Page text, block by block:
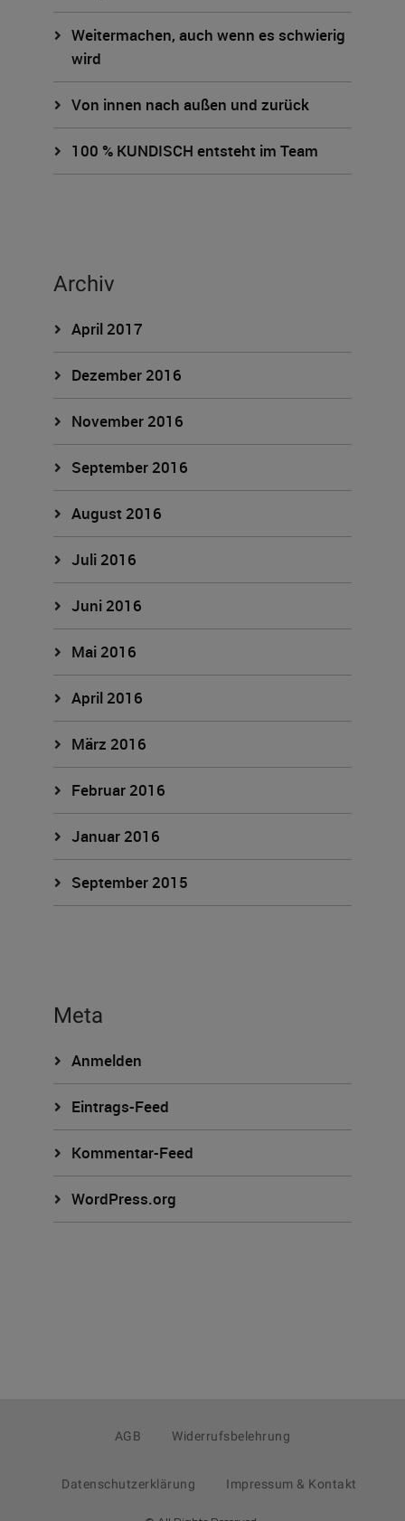
Weitermachen, auch wenn es schwierig
wird
Von innen nach außen und zurück
100 % KUNDISCH entsteht im Team
Archiv
April 2017
Dezember 2016
November 2016
September 2016
August 2016
Juli 2016
Juni 2016
Mai 2016
April 2016
März 2016
Februar 2016
Januar 2016
September 2015
Meta
Anmelden
Eintrags-Feed
Kommentar-Feed
WordPress.org
AGB Widerrufsbelehrung
Datenschutzerklärung Impressum & Kontakt